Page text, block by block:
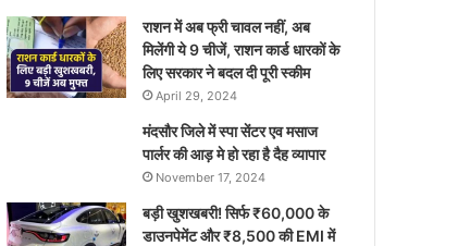
राशन में अब फ्री चावल नहीं, अब
मिलेंगी ये 9 चीजें, राशन कार्ड धारकों के
लिए सरकार ने बदल दी पूरी स्कीम
April 29, 2024
मंदसौर जिले में स्पा सेंटर एव मसाज
पार्लर की आड़ मे हो रहा है दैह व्यापार
November 17, 2024
बड़ी खुशखबरी! सिर्फ ₹60,000 के
डाउनपेमेंट और ₹8,500 की EMI में